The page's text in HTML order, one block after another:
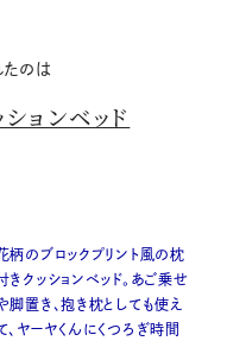
たのは
ョンベッド
柄のブロックプリント風の枕
きクッションベッド。あご乗せ
脚置き、抱き枕としても使え
、ヤーヤくんにくつろぎ時間